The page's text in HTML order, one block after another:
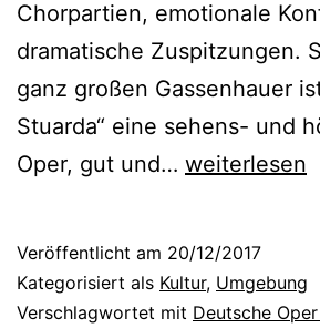
Chorpartien, emotionale
dramatische Zuspitzungen.
ganz großen Gassenhauer
Stuarda“ eine sehens- und
Oper, gut und… D
i
z
weiterlesen
Veröffentlicht am 20/12/2017
Kategorisiert als Kultur, Umgebung
Verschlagwortet mit Deutsche